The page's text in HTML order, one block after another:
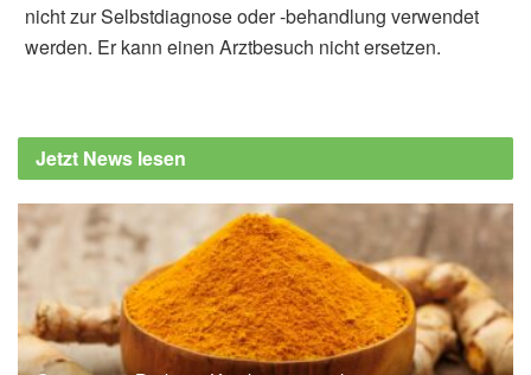
nicht zur Selbstdiagnose oder -behandlung verwendet
werden. Er kann einen Arztbesuch nicht ersetzen.
Jetzt News lesen